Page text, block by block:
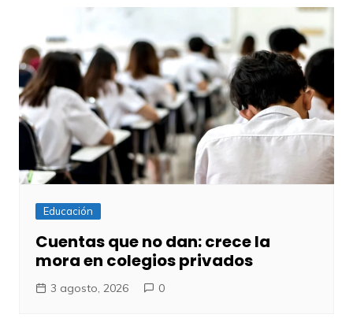
Educación
Cuentas que no dan: crece la
mora en colegios privados
3 agosto, 2026 0